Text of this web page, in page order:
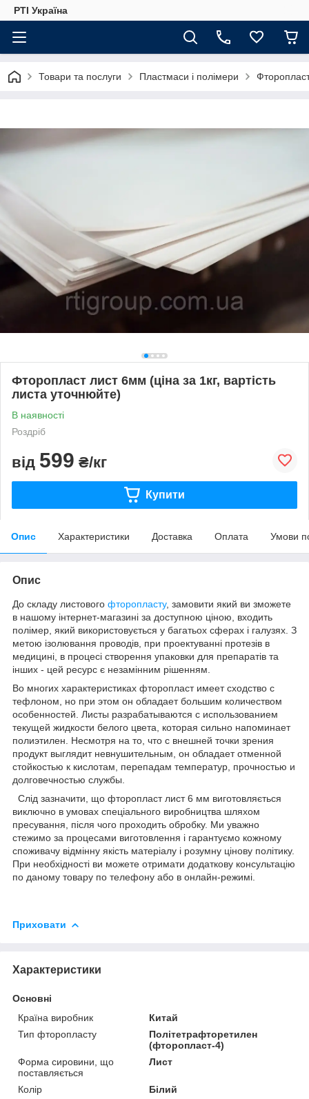
РТІ Україна
Товари та послуги Пластмаси і полімери
Фторопласт лист 6мм (ціна за 1кг, вартість
листа уточнюйте)
В наявності
Роздріб
від 599 ₴/кг
Купити
Опис Характеристики Доставка Оплата Умови
Опис
До складу листового фторопласту, замовити який ви зможете
в нашому інтернет-магазині за доступною ціною, входить
полімер, який використовується у багатьох сферах і галузях. З
метою ізолювання проводів, при проектуванні протезів в
медицині, в процесі створення упаковки для препаратів та
інших - цей ресурс є незамінним рішенням.
Во многих характеристиках фторопласт имеет сходство с
тефлоном, но при этом он обладает большим количеством
особенностей. Листы разрабатываются с использованием
текущей жидкости белого цвета, которая сильно напоминает
полиэтилен. Несмотря на то, что с внешней точки зрения
продукт выглядит невнушительным, он обладает отменной
стойкостью к кислотам, перепадам температур, прочностью и
долговечностью службы.
Слід зазначити, що фторопласт лист 6 мм виготовляється
виключно в умовах спеціального виробництва шляхом
пресування, після чого проходить обробку. Ми уважно
стежимо за процесами виготовлення і гарантуємо кожному
споживачу відмінну якість матеріалу і розумну цінову політику.
При необхідності ви можете отримати додаткову консультацію
по даному товару по телефону або в онлайн-режимі.
Приховати
Характеристики
Основні
Країна виробник
Китай
Тип фторопласту
Політетрафторетилен
(фторопласт-4)
Форма сировини, що
поставляється
Лист
Колір
Білий